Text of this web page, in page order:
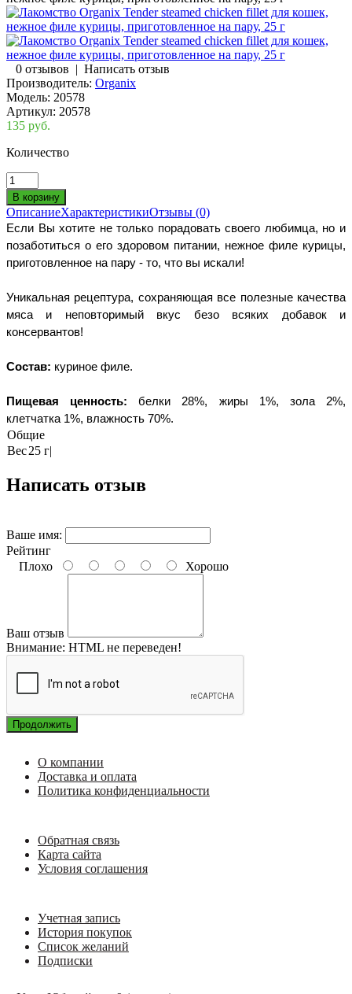
0 отзывов | Написать отзыв
Производитель: Organix
Модель: 20578
Артикул: 20578
135 руб.
Количество
ОписаниеХарактеристикиОтзывы (0)
Если Вы хотите не только порадовать своего любимца, но и
позаботиться о его здоровом питании, нежное филе курицы,
приготовленное на пару - то, что вы искали!
Уникальная рецептура, сохраняющая все полезные качества
мяса и неповторимый вкус безо всяких добавок и
консервантов!
Состав: куриное филе.
Пищевая ценность:белки 28%, жиры 1%, зола 2%,
клетчатка 1%, влажность 70%.
Общие
Вес25 г|
Написать отзыв
Ваше имя:
Рейтинг
Плохо
Хорошо
Ваш отзыв
Внимание: HTML не переведен!
Продолжить
О компании
Доставка и оплата
Политика конфиденциальности
Обратная связь
Карта сайта
Условия соглашения
Учетная запись
История покупок
Список желаний
Подписки